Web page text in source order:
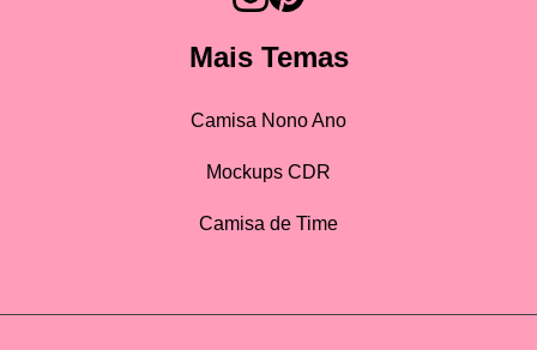
Mais Temas
Camisa Nono Ano
Mockups CDR
Camisa de Time